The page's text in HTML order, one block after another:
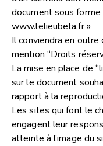
document sous forme
www.lelieubeta.fr »
Il conviendra en outre
mention “Droits
La mise en place de
sur le document
rapport à la
Les sites qui font le
engagent leur
atteinte à l’image du